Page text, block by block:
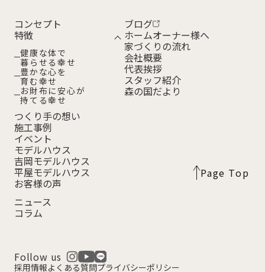
コンセプト
特徴
健康な体で
暮らせる幸せ
豊かな心を
育む幸せ
お財布に安心が
持てる幸せ
つくり手の想い
施工事例
イベント
モデルハウス
吉岡モデルハウス
平屋モデルハウス
お客様の声
ニュース
コラム
ブログ
ホームオーナー様へ
家づくりの流れ
会社概要
代表挨拶
スタッフ紹介
森の国だより
採用情報よくある質問プライバシーポリシー
Follow us
Page Top